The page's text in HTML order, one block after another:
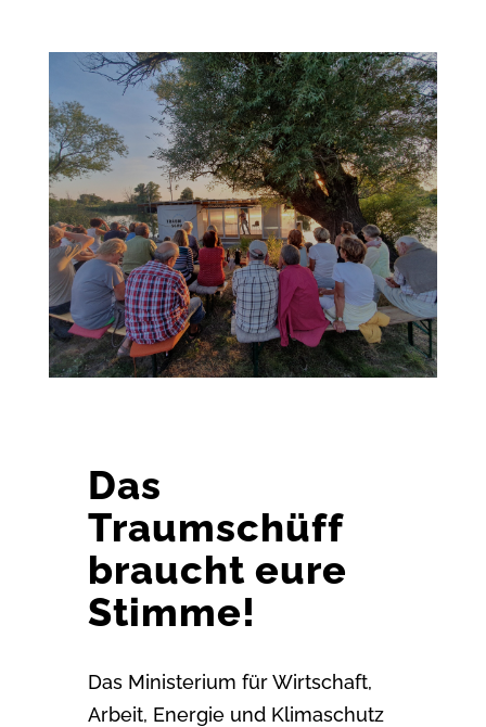
Das
Traumschüff
braucht eure
Stimme!
Das Ministerium für Wirtschaft,
Arbeit, Energie und Klimaschutz